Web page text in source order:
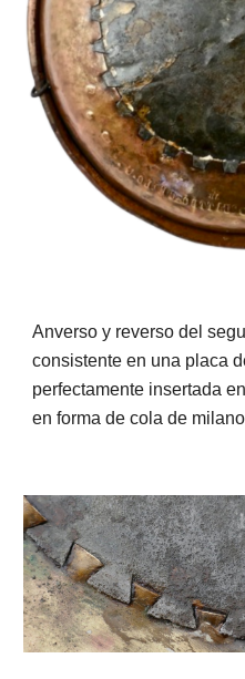
Anverso y reverso del
consistente en una ​​placa
perfectamente insertada
en forma de cola de